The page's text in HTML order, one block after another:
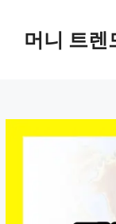
머니 트렌